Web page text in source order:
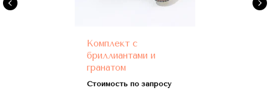
Комплект с
бриллиантами и
гранатом
Стоимость по запросу